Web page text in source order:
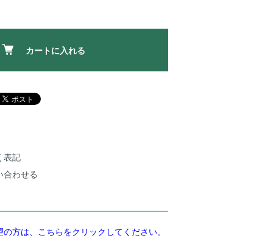
カートに入れる
表記
合わせる
方は、こちらをクリックしてください。